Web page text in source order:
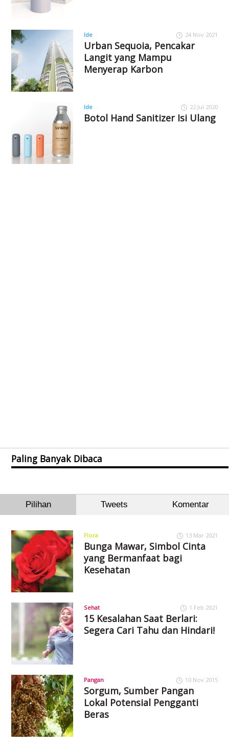
Ide 24 Nov 2021
Urban Sequoia, Pencakar
Langit yang Mampu
Menyerap Karbon
Ide 22 Jul 2020
Botol Hand Sanitizer Isi Ulang
Paling Banyak Dibaca
Pilihan Tweets Komentar
Flora 13 Mar 2021
Bunga Mawar, Simbol Cinta
yang Bermanfaat bagi
Kesehatan
Sehat 1 Feb 2021
15 Kesalahan Saat Berlari:
Segera Cari Tahu dan Hindari!
Pangan 10 Nov 2015
Sorgum, Sumber Pangan
Lokal Potensial Pengganti
Beras